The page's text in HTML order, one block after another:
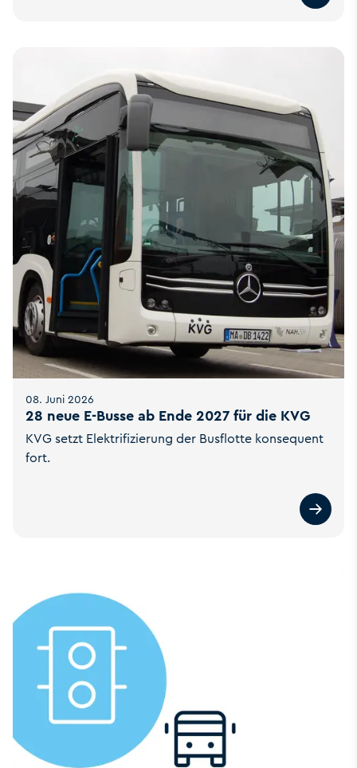
28 neue E-Busse ab Ende 2027 für die KVG
08. Juni 2026
KVG setzt Elektrifizierung der Busflotte konsequent
fort.